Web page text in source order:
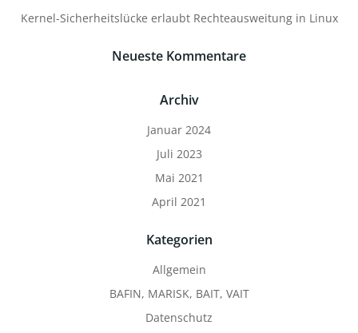
Kernel-Sicherheitslücke erlaubt Rechteausweitung in Linux
Neueste Kommentare
Archiv
Januar 2024
Juli 2023
Mai 2021
April 2021
Kategorien
Allgemein
BAFIN, MARISK, BAIT, VAIT
Datenschutz